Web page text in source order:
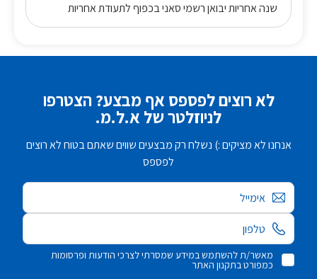
שנה אחריות יבואן רשמי סאני בכפוף לתעודת אחריות
לא רוצים לפספס אף מבצע? הצטרפו
לניוזלטר של א.ל.מ.
אנחנו לא מציקים :) נשלח רק מבצעים שווים שאתם בטוח לא רוצים
לפספס
אימייל
מאשר/ת להשתמש במידע שמסרתי לצרכי הודעות ופרסומות
כמפורט בתקנון האתר